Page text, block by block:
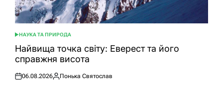
ОПУБЛІКУВАТИ
У
НАУКА ТА ПРИРОДА
Найвища точка світу: Еверест та його
справжня висота
Оприлюднено
06.08.2026
Опубліковано
Понька Святослав